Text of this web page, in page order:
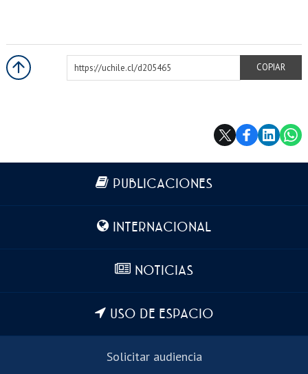
https://uchile.cl/d205465
COPIAR
Más información
PUBLICACIONES
INTERNACIONAL
NOTICIAS
USO DE ESPACIO
Solicitar audiencia